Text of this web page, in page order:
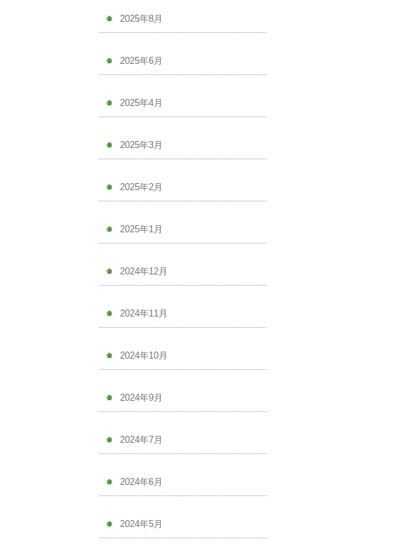
2025年8月
2025年6月
2025年4月
2025年3月
2025年2月
2025年1月
2024年12月
2024年11月
2024年10月
2024年9月
2024年7月
2024年6月
2024年5月